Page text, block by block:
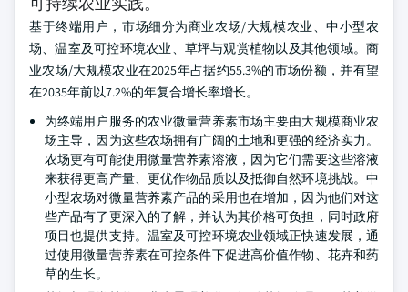
基于终端用户，市场细分为商业农场/大规模农业、中小型农
场、温室及可控环境农业、草坪与观赏植物以及其他领域。商
业农场/大规模农业在2025年占据约55.3%的市场份额，并有望
在2035年前以7.2%的年复合增长率增长。
为终端用户服务的农业微量营养素市场主要由大规模商业农
场主导，因为这些农场拥有广阔的土地和更强的经济实力。
农场更有可能使用微量营养素溶液，因为它们需要这些溶液
来获得更高产量、更优作物品质以及抵御自然环境挑战。中
小型农场对微量营养素产品的采用也在增加，因为他们对这
些产品有了更深入的了解，并认为其价格可负担，同时政府
项目也提供支持。温室及可控环境农业领域正快速发展，通
过使用微量营养素在可控条件下促进高价值作物、花卉和药
草的生长。